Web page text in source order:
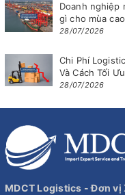
Doanh nghiệp
gì cho mùa
28/07/2026
Chi Phí
Và Cách Tối
28/07/2026
MDCT Logistics - Đơn